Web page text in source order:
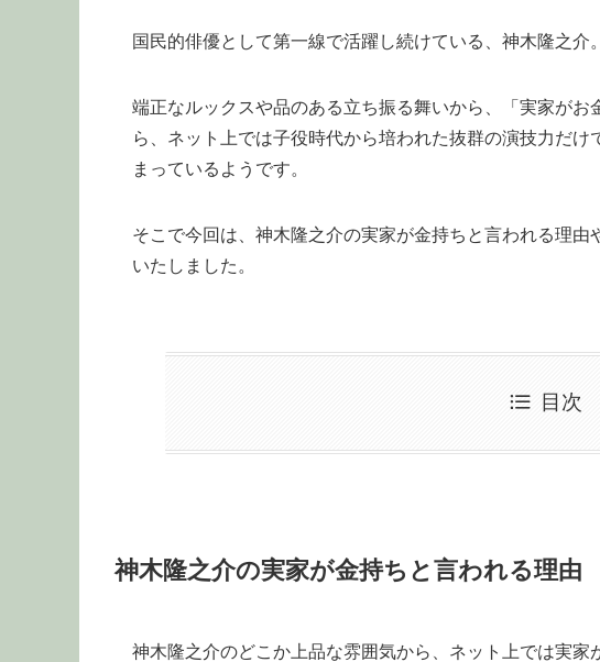
国民的俳優として第一線で活躍し続けている、神木隆之介。
端正なルックスや品のある立ち振る舞いから、「実家が
ら、ネット上では子役時代から培われた抜群の演技力だ
まっているようです。
そこで今回は、神木隆之介の実家が金持ちと言われる理
いたしました。
目次
神木隆之介の実家が金持ちと言われる理由
神木隆之介のどこか上品な雰囲気から、ネット上では実